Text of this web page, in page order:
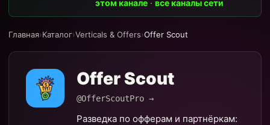
этом канале ·все каналы сети
Главная›Каталог›Verticals & Offers›Offer Scout
Offer Scout
@OfferScoutPro →
Разведка по офферам и партнёркам: